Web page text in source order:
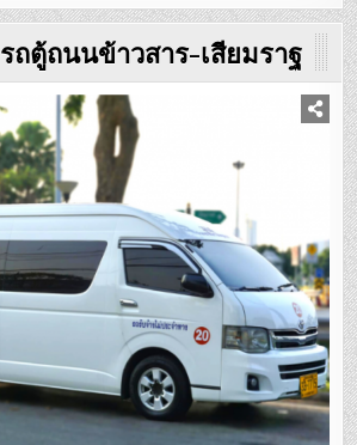
รถตู้ถนนข้าวสาร-เสียมราฐ